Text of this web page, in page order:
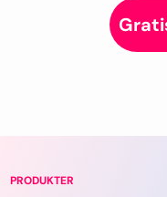
PRODUKTER